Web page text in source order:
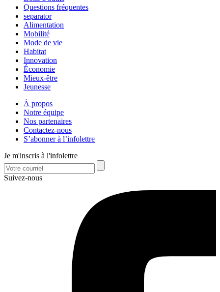
Questions fréquentes
separator
Alimentation
Mobilité
Mode de vie
Habitat
Innovation
Économie
Mieux-être
Jeunesse
À propos
Notre équipe
Nos partenaires
Contactez-nous
S’abonner à l’infolettre
Je m'inscris à l'infolettre
Suivez-nous